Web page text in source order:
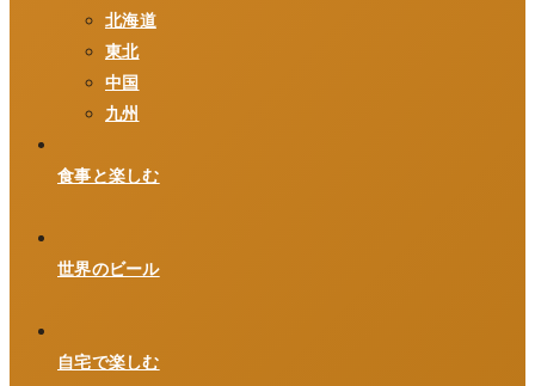
北海道
東北
中国
九州
食事と楽しむ
世界のビール
自宅で楽しむ